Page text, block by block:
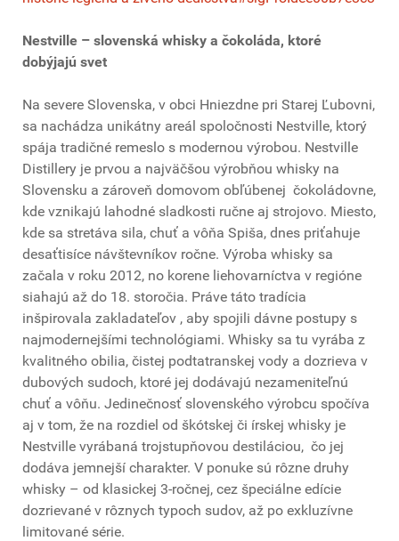
Nestville – slovenská whisky a čokoláda, ktoré
dobýjajú svet
Na severe Slovenska, v obci Hniezdne pri Starej Ľubovni,
sa nachádza unikátny areál spoločnosti Nestville, ktorý
spája tradičné remeslo s modernou výrobou. Nestville
Distillery je prvou a najväčšou výrobňou whisky na
Slovensku a zároveň domovom obľúbenej čokoládovne,
kde vznikajú lahodné sladkosti ručne aj strojovo. Miesto,
kde sa stretáva sila, chuť a vôňa Spiša, dnes priťahuje
desaťtisíce návštevníkov ročne. Výroba whisky sa
začala v roku 2012, no korene liehovarníctva v regióne
siahajú až do 18. storočia. Práve táto tradícia
inšpirovala zakladateľov , aby spojili dávne postupy s
najmodernejšími technológiami. Whisky sa tu vyrába z
kvalitného obilia, čistej podtatranskej vody a dozrieva v
dubových sudoch, ktoré jej dodávajú nezameniteľnú
chuť a vôňu. Jedinečnosť slovenského výrobcu spočíva
aj v tom, že na rozdiel od škótskej či írskej whisky je
Nestville vyrábaná trojstupňovou destiláciou, čo jej
dodáva jemnejší charakter. V ponuke sú rôzne druhy
whisky – od klasickej 3-ročnej, cez špeciálne edície
dozrievané v rôznych typoch sudov, až po exkluzívne
limitované série.